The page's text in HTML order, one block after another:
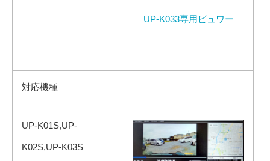
UP-K033専用ビュワー
対応機種
UP-K01S,UP-
K02S,UP-K03S